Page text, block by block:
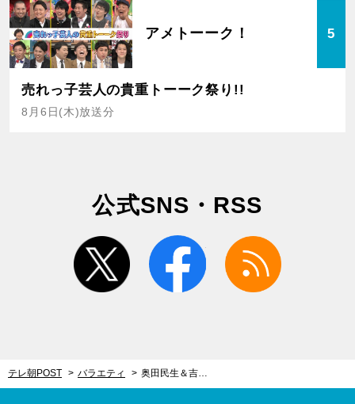
アメトーーク！ 5
売れっ子芸人の貴重トーーク祭り!!
8月6日(木)放送分
公式SNS・RSS
twitter facebook
テレ朝POST バラエティ 奥田民生＆吉川晃司のユニット、『帰れマンデー』初の番組テーマソングを書き下ろし！